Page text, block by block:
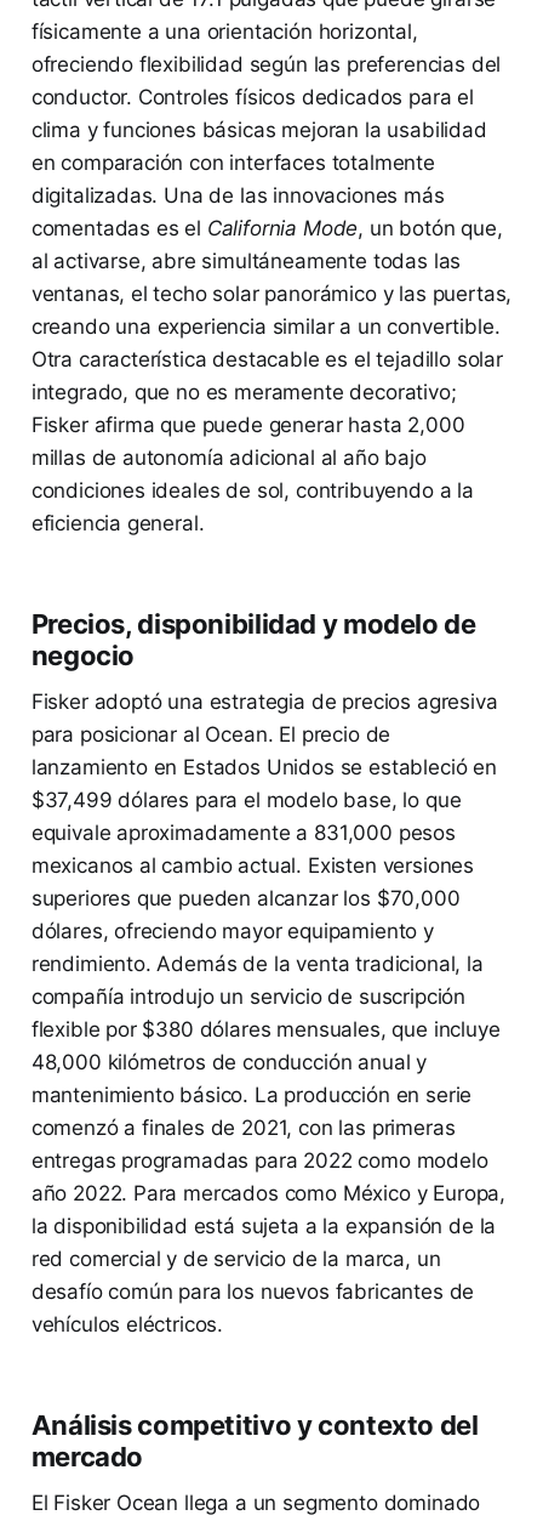
físicamente a una orientación horizontal,
ofreciendo flexibilidad según las preferencias del
conductor. Controles físicos dedicados para el
clima y funciones básicas mejoran la usabilidad
en comparación con interfaces totalmente
digitalizadas. Una de las innovaciones más
comentadas es el California Mode, un botón que,
al activarse, abre simultáneamente todas las
ventanas, el techo solar panorámico y las puertas,
creando una experiencia similar a un convertible.
Otra característica destacable es el tejadillo solar
integrado, que no es meramente decorativo;
Fisker afirma que puede generar hasta 2,000
millas de autonomía adicional al año bajo
condiciones ideales de sol, contribuyendo a la
eficiencia general.
Precios, disponibilidad y modelo de
negocio
Fisker adoptó una estrategia de precios agresiva
para posicionar al Ocean. El precio de
lanzamiento en Estados Unidos se estableció en
$37,499 dólares para el modelo base, lo que
equivale aproximadamente a 831,000 pesos
mexicanos al cambio actual. Existen versiones
superiores que pueden alcanzar los $70,000
dólares, ofreciendo mayor equipamiento y
rendimiento. Además de la venta tradicional, la
compañía introdujo un servicio de suscripción
flexible por $380 dólares mensuales, que incluye
48,000 kilómetros de conducción anual y
mantenimiento básico. La producción en serie
comenzó a finales de 2021, con las primeras
entregas programadas para 2022 como modelo
año 2022. Para mercados como México y Europa,
la disponibilidad está sujeta a la expansión de la
red comercial y de servicio de la marca, un
desafío común para los nuevos fabricantes de
vehículos eléctricos.
Análisis competitivo y contexto del
mercado
El Fisker Ocean llega a un segmento dominado